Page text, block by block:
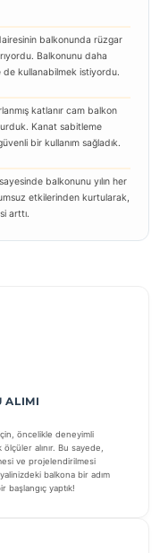
balkonunda rüzgar
Balkonunu daha
de kullanabilmek istiyordu.
katlanır cam balkon
Kanat sabitleme
bir kullanım sağladık.
balkonunu yılın her
etkilerinden kurtularak,
arttı.
ALIMI
öncelikle deneyimli
alınır. Bu sayede,
ve projelendirilmesi
balkona bir adım
başlangıç yaptık!